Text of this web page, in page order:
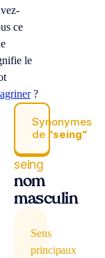
ce
le
?
Synonymes
de “seing“
seing
nom
masculin
Sens
principaux